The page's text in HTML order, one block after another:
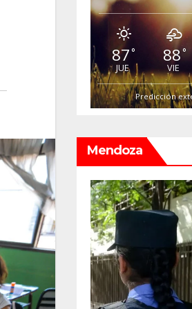
87°
JUE
88°
VIE
Predicción
Mendoza